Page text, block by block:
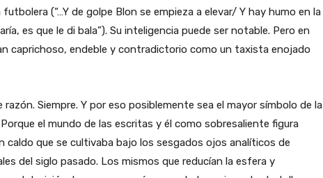
(“…Y de golpe Blon se empieza a elevar/ Y hay humo en la
es que le di bala”). Su inteligencia puede ser notable. Pero en
caprichoso, endeble y contradictorio como un taxista enojado
Siempre. Y por eso posiblemente sea el mayor símbolo de la
el mundo de las escritas y él como sobresaliente figura
caldo que se cultivaba bajo los sesgados ojos analíticos de
del siglo pasado. Los mismos que reducían la esfera y